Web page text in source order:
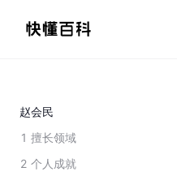
赵会民
1 擅长领域
2 个人成就